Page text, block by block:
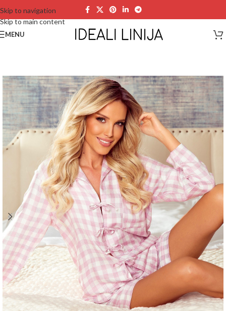
Skip to navigation
Skip to main content
MENU